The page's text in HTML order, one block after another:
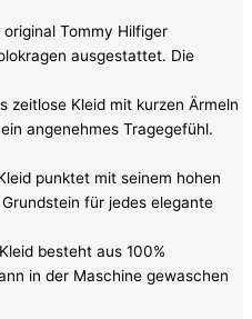
original Tommy Hilfiger
ausgestattet. Die
zeitlose Kleid mit kurzen Ärmeln
angenehmes Tragegefühl.
punktet mit seinem hohen
für jedes elegante
besteht aus 100%
in der Maschine gewaschen